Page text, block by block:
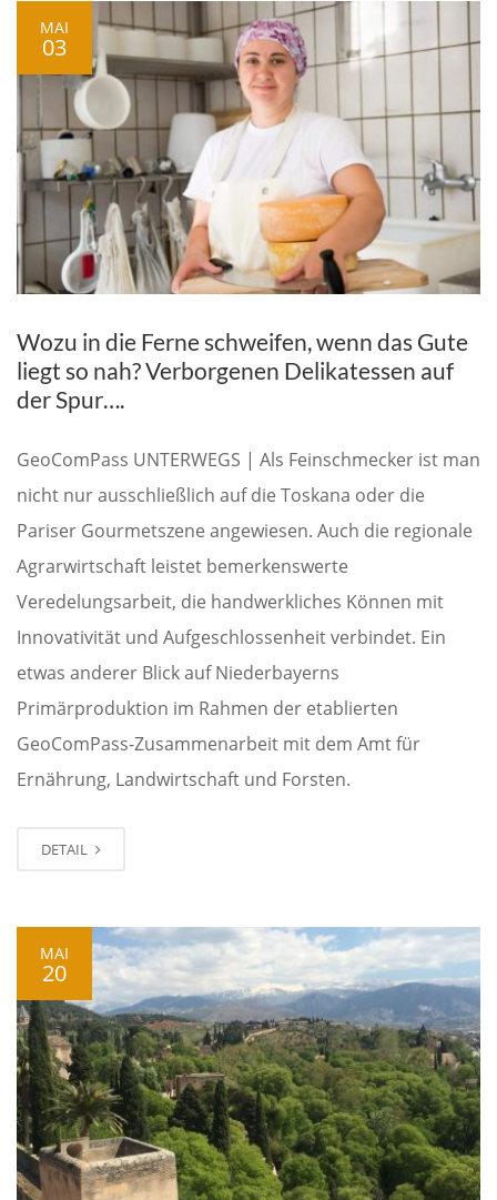
MAI
03
Wozu in die Ferne schweifen, wenn das Gute
liegt so nah? Verborgenen Delikatessen auf
der Spur….
GeoComPass UNTERWEGS | Als Feinschmecker ist man
nicht nur ausschließlich auf die Toskana oder die
Pariser Gourmetszene angewiesen. Auch die regionale
Agrarwirtschaft leistet bemerkenswerte
Veredelungsarbeit, die handwerkliches Können mit
Innovativität und Aufgeschlossenheit verbindet. Ein
etwas anderer Blick auf Niederbayerns
Primärproduktion im Rahmen der etablierten
GeoComPass-Zusammenarbeit mit dem Amt für
Ernährung, Landwirtschaft und Forsten.
DETAIL
MAI
20